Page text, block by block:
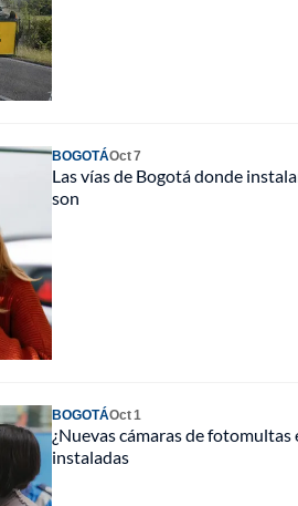
BOGOTÁOct 7
Las vías de Bogotá donde
son
BOGOTÁOct 1
¿Nuevas cámaras de
instaladas